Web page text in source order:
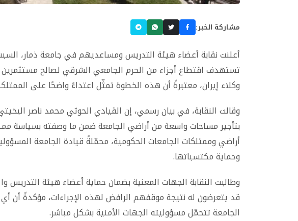
مشاركة الخبر:
أعلنت نقابة أعضاء هيئة التدريس ومساعديهم في جامعة ذمار،
تستهدف اقتطاع أجزاء من الحرم الجامعي الشرقي لصالح مستثمرين
وكلاء إيران، معتبرةً أن هذه الخطوة تمثّل اعتداءً واضحًا على
وقالت النقابة، في بيان رسمي، إن القيادي الحوثي محمد ناصر
بتأجير مساحات واسعة من أراضي الجامعة ضمن ما وصفته بسياسة
أراضي وممتلكات الجامعات الحكومية، محمّلةً قيادة الجامعة
وحماية مكتسباتها.
وطالبت النقابة الجهات المعنية بضمان حماية أعضاء هيئة
قد يتعرضون له نتيجة موقفهم الرافض لهذه الإجراءات، مؤكدةً أن
الجامعة تتحمّل مسؤوليته الجهات الأمنية بشكل مباشر.